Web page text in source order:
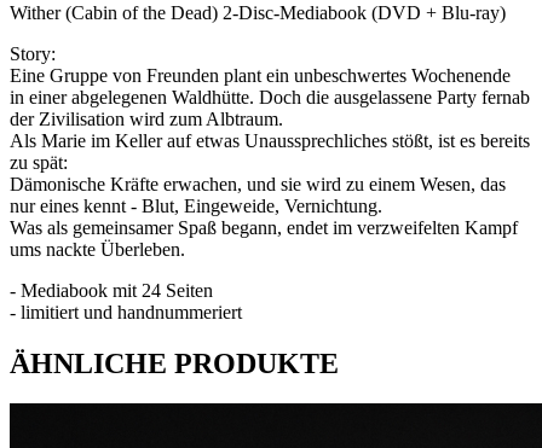
Wither (Cabin of the Dead) 2-Disc-Mediabook (DVD + Blu-ray)
Story:
Eine Gruppe von Freunden plant ein unbeschwertes Wochenende
in einer abgelegenen Waldhütte. Doch die ausgelassene Party fernab
der Zivilisation wird zum Albtraum.
Als Marie im Keller auf etwas Unaussprechliches stößt, ist es bereits
zu spät:
Dämonische Kräfte erwachen, und sie wird zu einem Wesen, das
nur eines kennt - Blut, Eingeweide, Vernichtung.
Was als gemeinsamer Spaß begann, endet im verzweifelten Kampf
ums nackte Überleben.
- Mediabook mit 24 Seiten
- limitiert und handnummeriert
ÄHNLICHE PRODUKTE